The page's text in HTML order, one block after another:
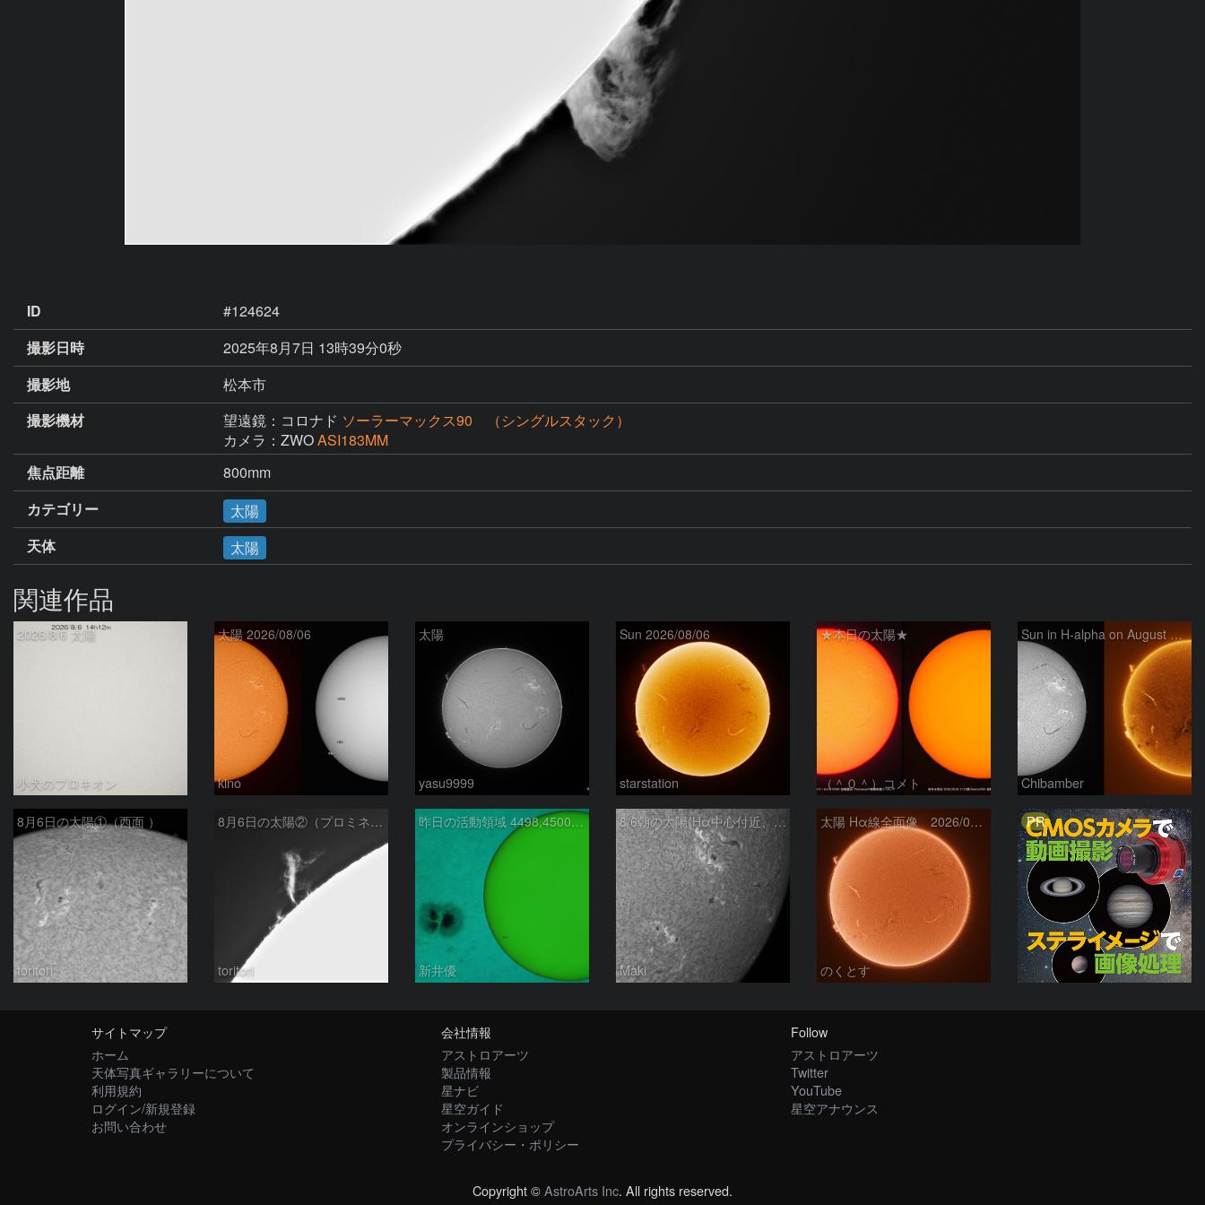
ID
#124624
撮影日時
2025年8月7日 13時39分0秒
撮影地
松本市
撮影機材
望遠鏡：コロナド ソーラーマックス90 （シングルスタック）
カメラ：ZWOASI183MM
焦点距離
800mm
カテゴリー
太陽
天体
太陽
関連作品
2026/8/6 太陽
小犬のプロキオン
太陽 2026/08/06
kino
太陽
yasu9999
Sun 2026/08/06
starstation
★本日の太陽★
（＾０＾）コメト
Sun in H-alpha on August 6, 2026
Chibamber
8月6日の太陽①（西面 ）
toritori
8月6日の太陽②（プロミネン北東縁 ）
toritori
昨日の活動領域 4498,4500：2026/08/05
新井優
8/6朝の太陽(Hα中心付近、4498、4502付近)
Maki
太陽 Hα線全面像 2026/08/06
のくとす
PR
サイトマップ
ホーム
天体写真ギャラリーについて
利用規約
ログイン/新規登録
お問い合わせ
会社情報
アストロアーツ
製品情報
星ナビ
星空ガイド
オンラインショップ
プライバシー・ポリシー
Follow
アストロアーツ
Twitter
YouTube
星空アナウンス
Copyright ©AstroArts Inc. All rights reserved.